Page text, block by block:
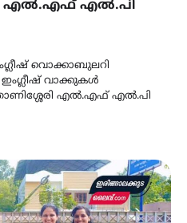
എൽ.എഫ് എൽ.പി
വൊക്കാബുലറി
വാക്കുകൾ
എൽ.എഫ് എൽ.പി